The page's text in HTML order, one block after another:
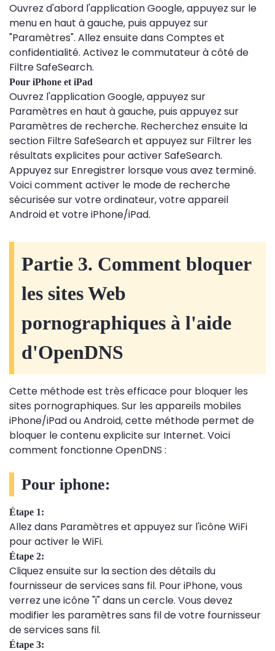
Ouvrez d'abord l'application Google, appuyez sur le
menu en haut à gauche, puis appuyez sur
"Paramètres". Allez ensuite dans Comptes et
confidentialité. Activez le commutateur à côté de
Filtre SafeSearch.
Pour iPhone et iPad
Ouvrez l'application Google, appuyez sur
Paramètres en haut à gauche, puis appuyez sur
Paramètres de recherche. Recherchez ensuite la
section Filtre SafeSearch et appuyez sur Filtrer les
résultats explicites pour activer SafeSearch.
Appuyez sur Enregistrer lorsque vous avez terminé.
Voici comment activer le mode de recherche
sécurisée sur votre ordinateur, votre appareil
Android et votre iPhone/iPad.
Partie 3. Comment bloquer
les sites Web
pornographiques à l'aide
d'OpenDNS
Cette méthode est très efficace pour bloquer les
sites pornographiques. Sur les appareils mobiles
iPhone/iPad ou Android, cette méthode permet de
bloquer le contenu explicite sur Internet. Voici
comment fonctionne OpenDNS :
Pour iphone:
Étape 1:
Allez dans Paramètres et appuyez sur l'icône WiFi
pour activer le WiFi.
Étape 2:
Cliquez ensuite sur la section des détails du
fournisseur de services sans fil. Pour iPhone, vous
verrez une icône "i" dans un cercle. Vous devez
modifier les paramètres sans fil de votre fournisseur
de services sans fil.
Étape 3: